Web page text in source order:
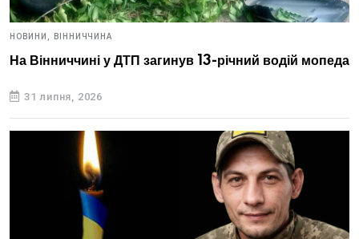
НОВИНИ, ВІННИЧЧИНА
На Вінниччині у ДТП загинув 13-річний водій мопеда
31 липня, 2026